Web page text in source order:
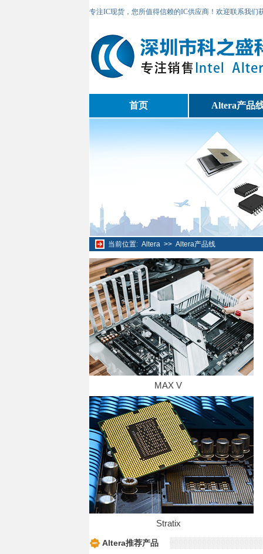
专注IC现货，您所值得信赖的IC供应商！欢迎联系我们
首页 Altera产品
当前位置: Altera>> Altera产品线
MAX V
Stratix
Altera推荐产品